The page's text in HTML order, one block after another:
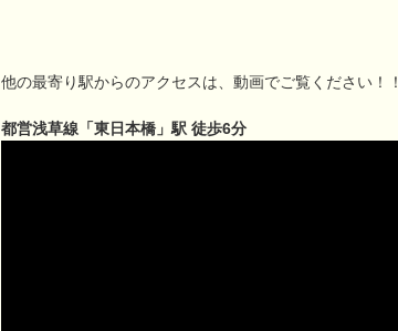
他の最寄り駅からのアクセスは、動画でご覧ください！！
都営浅草線「東日本橋」駅 徒歩6分